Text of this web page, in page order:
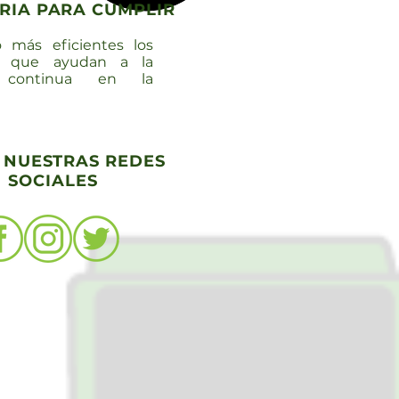
PARA CUMPLIR
más eficientes los
que ayudan a la
continua en la
REDES
SOCIALES